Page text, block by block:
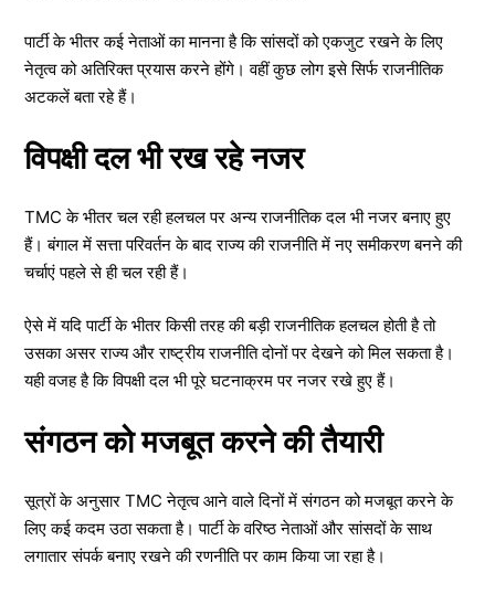
पार्टी के भीतर कई नेताओं का मानना है कि सांसदों को एकजुट रखने के लिए
नेतृत्व को अतिरिक्त प्रयास करने होंगे। वहीं कुछ लोग इसे सिर्फ राजनीतिक
अटकलें बता रहे हैं।
विपक्षी दल भी रख रहे नजर
TMC के भीतर चल रही हलचल पर अन्य राजनीतिक दल भी नजर बनाए हुए
हैं। बंगाल में सत्ता परिवर्तन के बाद राज्य की राजनीति में नए समीकरण बनने की
चर्चाएं पहले से ही चल रही हैं।
ऐसे में यदि पार्टी के भीतर किसी तरह की बड़ी राजनीतिक हलचल होती है तो
उसका असर राज्य और राष्ट्रीय राजनीति दोनों पर देखने को मिल सकता है।
यही वजह है कि विपक्षी दल भी पूरे घटनाक्रम पर नजर रखे हुए हैं।
संगठन को मजबूत करने की तैयारी
सूत्रों के अनुसार TMC नेतृत्व आने वाले दिनों में संगठन को मजबूत करने के
लिए कई कदम उठा सकता है। पार्टी के वरिष्ठ नेताओं और सांसदों के साथ
लगातार संपर्क बनाए रखने की रणनीति पर काम किया जा रहा है।